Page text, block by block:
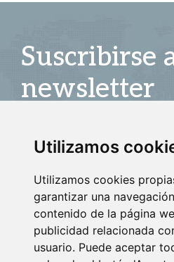
Utilizamos
Utilizamos cookies
garantizar una
contenido de la página
publicidad relacionada
usuario. Puede aceptar
Suscribirse
newsletter